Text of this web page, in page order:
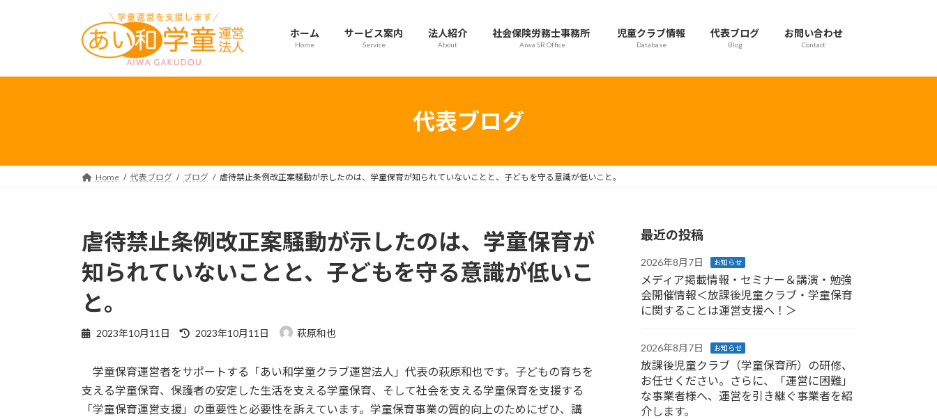
ツ
シ
ホーム
Home
サービス案内
Service
法人紹介
About
社会保険労務士事務所
Aiwa SR Office
児童クラブ情報
Database
代表ブログ
Blog
お問い合わせ
Contact
代表ブログ
Home 代表ブログ ブログ 虐待禁止条例改正案騒動が示したのは、学童保育が知られていないことと、子どもを守る意識が低いこと。
虐待禁止条例改正案騒動が示したのは、学童保育が
知られていないことと、子どもを守る意識が低いこ
と。
2023年10月11日
最
新
日
:
2023年10月11日 萩原和也
学童保育運営者をサポートする「あい和学童クラブ運営法人」代表の萩原和也です。子どもの育ちを
支える学童保育、保護者の安定した生活を支える学童保育、そして社会を支える学童保育を支援する
「学童保育運営支援」の重要性と必要性を訴えています。学童保育事業の質的向上のためにぜひ、講
最近の投稿
2026年8月7日 お知らせ
メディア掲載情報・セミナー＆講演・勉強
会開催情報＜放課後児童クラブ・学童保育
に関することは運営支援へ！＞
2026年8月7日 お知らせ
放課後児童クラブ（学童保育所）の研修、
お任せください。さらに、「運営に困難」
な事業者様へ、運営を引き継ぐ事業者を紹
介します。